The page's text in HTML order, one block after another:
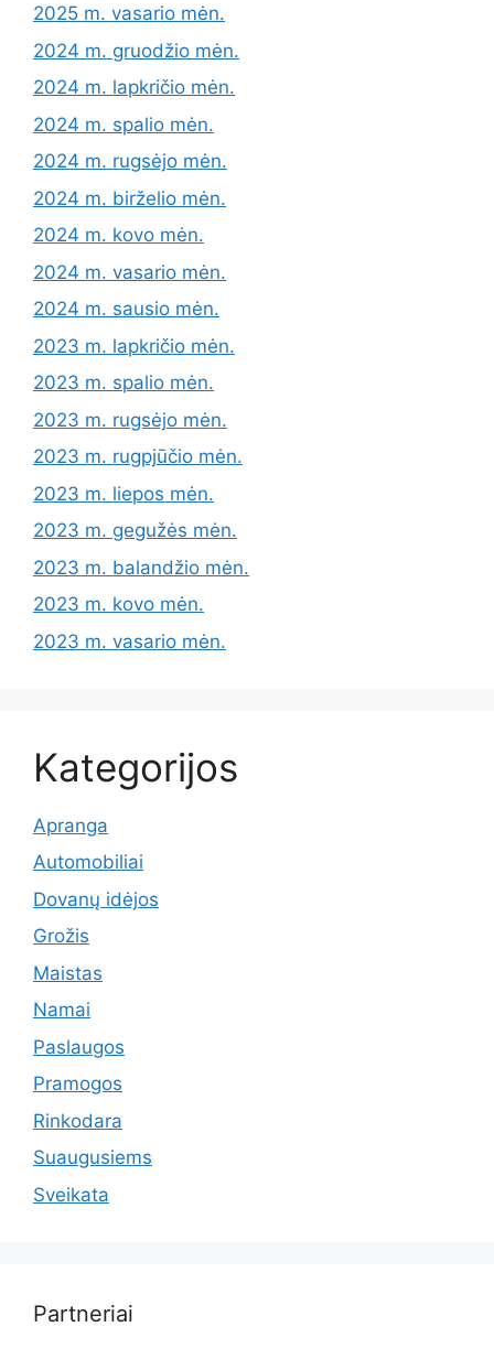
2025 m. vasario mėn.
2024 m. gruodžio mėn.
2024 m. lapkričio mėn.
2024 m. spalio mėn.
2024 m. rugsėjo mėn.
2024 m. birželio mėn.
2024 m. kovo mėn.
2024 m. vasario mėn.
2024 m. sausio mėn.
2023 m. lapkričio mėn.
2023 m. spalio mėn.
2023 m. rugsėjo mėn.
2023 m. rugpjūčio mėn.
2023 m. liepos mėn.
2023 m. gegužės mėn.
2023 m. balandžio mėn.
2023 m. kovo mėn.
2023 m. vasario mėn.
Kategorijos
Apranga
Automobiliai
Dovanų idėjos
Grožis
Maistas
Namai
Paslaugos
Pramogos
Rinkodara
Suaugusiems
Sveikata
Partneriai